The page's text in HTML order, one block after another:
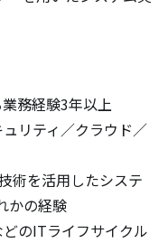
務経験3年以上
リティ／クラウド／
術を活用したシステ
かの経験
のITライフサイクル